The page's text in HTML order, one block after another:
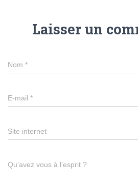
Laisser un
Nom *
E-mail *
Site internet
Qu’avez vous à l’esprit ?